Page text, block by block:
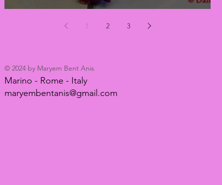
© 2024 by Maryem Bent Anis
Marino - Rome - Italy
maryembentanis@gmail.com
1 2 3